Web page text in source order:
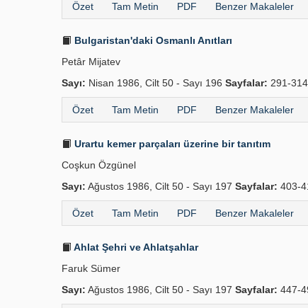
Özet Tam Metin PDF Benzer Makaleler
Bulgaristan'daki Osmanlı Anıtları
Petâr Mijatev
Sayı: Nisan 1986, Cilt 50 - Sayı 196 Sayfalar: 291-314
Özet Tam Metin PDF Benzer Makaleler
Urartu kemer parçaları üzerine bir tanıtım
Coşkun Özgünel
Sayı: Ağustos 1986, Cilt 50 - Sayı 197 Sayfalar: 403-
Özet Tam Metin PDF Benzer Makaleler
Ahlat Şehri ve Ahlatşahlar
Faruk Sümer
Sayı: Ağustos 1986, Cilt 50 - Sayı 197 Sayfalar: 447-